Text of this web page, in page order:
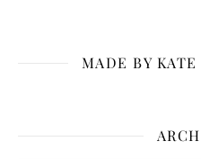
MADE BY